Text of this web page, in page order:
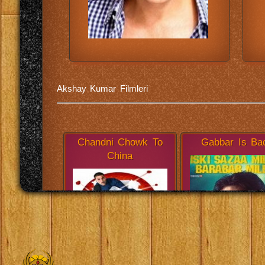
Akshay Kumar Filmleri
Chandni Chowk To
China
Gabbar Is